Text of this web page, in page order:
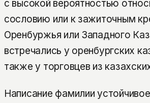
с высокой вероятностью
сословию или к зажиточным
Оренбуржья или Западного
встречались у оренбургских
также у торговцев из
Написание фамилии